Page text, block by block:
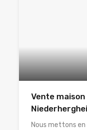
Vente
Nous mettons